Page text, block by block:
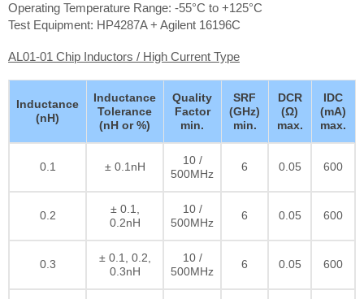
Operating Temperature Range: -55°C to +125°C
Test Equipment: HP4287A + Agilent 16196C
AL01-01 Chip Inductors / High Current Type
Inductance
(nH)
Inductance
Tolerance
(nH or %)
Quality
Factor
min.
SRF
(GHz)
min.
DCR
(Ω)
max.
IDC
(mA)
max.
0.1 ± 0.1nH
10 /
500MHz
6 0.05 600
0.2
± 0.1,
0.2nH
10 /
500MHz
6 0.05 600
0.3
± 0.1, 0.2,
0.3nH
10 /
500MHz
6 0.05 600